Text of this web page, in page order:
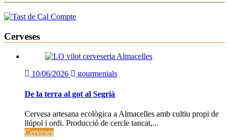
Cerveses
10/06/2026 gourmenials
De la terra al got al Segrià
Cervesa artesana ecològica a Almacelles amb cultiu propi de
llúpol i ordi. Producció de cercle tancat,...
Cerveses